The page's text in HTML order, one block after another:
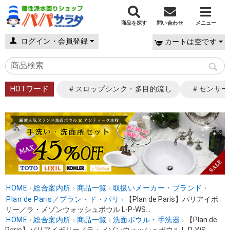
商品を探す 問い合わせ メニュー
ログイン・会員登録 カートは空です
HOTワード ＃スロップシンク・多目的流し ＃センサ
HOME › 総合案内所 › 商品一覧 › 取扱いメーカー・ブランド ›
Plan de Paris／プラン・ド・パリ ›
【Plan de Paris】パリアイボ
リー／ラ・メゾンウォッシュボウル L-P-WS...
HOME › 総合案内所 › 商品一覧 › 洗面ボウル・手洗器 ›
【Plan de